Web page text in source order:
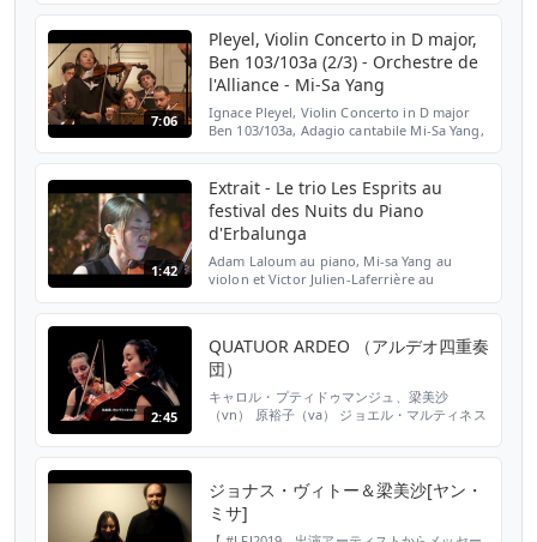
concert des Saison...
7:06
Pleyel, Violin Concerto in D major,
Ben 103/103a (2/3) - Orchestre de
l'Alliance - Mi-Sa Yang
Ignace Pleyel, Violin Concerto in D major
Ben 103/103a, Adagio cantabile Mi-Sa Yang,
concert des Saiso...
1:42
Extrait - Le trio Les Esprits au
festival des Nuits du Piano
d'Erbalunga
Adam Laloum au piano, Mi-sa Yang au
violon et Victor Julien-Laferrière au
2:45
QUATUOR ARDEO （アルデオ四重奏
団）
キャロル・プティドゥマンジュ、梁美沙
（vn） 原裕子（va） ジョエル・マルティネス
楽四重奏のための小オフィチウム 作品28 ベー
トーヴェン：弦楽四重奏曲第9番 作品59-3 ハ
長調 より、抜粋 ヴァル＝ド＝...
ジョナス・ヴィトー＆梁美沙[ヤン・
ミサ]